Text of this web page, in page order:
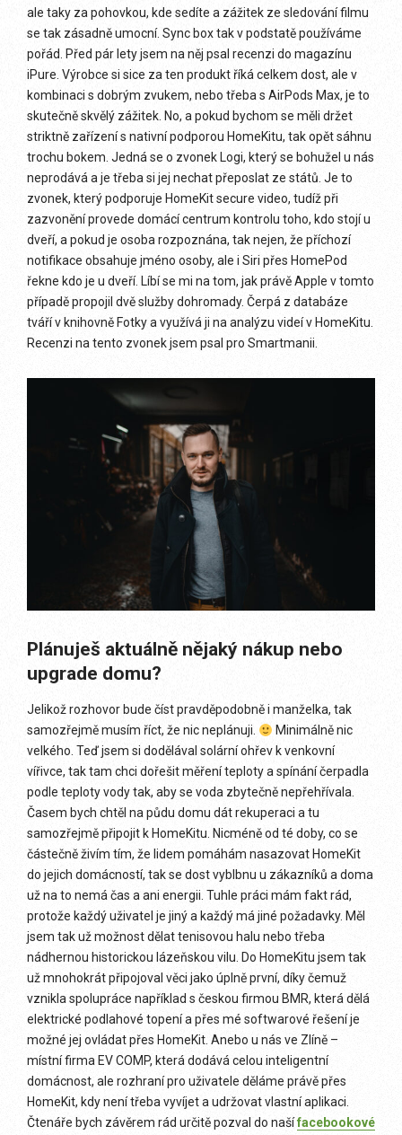
ale taky za pohovkou, kde sedíte a zážitek ze sledování filmu
se tak zásadně umocní. Sync box tak v podstatě používáme
pořád. Před pár lety jsem na něj psal recenzi do magazínu
iPure. Výrobce si sice za ten produkt říká celkem dost, ale v
kombinaci s dobrým zvukem, nebo třeba s AirPods Max, je to
skutečně skvělý zážitek. No, a pokud bychom se měli držet
striktně zařízení s nativní podporou HomeKitu, tak opět sáhnu
trochu bokem. Jedná se o zvonek Logi, který se bohužel u nás
neprodává a je třeba si jej nechat přeposlat ze států. Je to
zvonek, který podporuje HomeKit secure video, tudíž při
zazvonění provede domácí centrum kontrolu toho, kdo stojí u
dveří, a pokud je osoba rozpoznána, tak nejen, že příchozí
notifikace obsahuje jméno osoby, ale i Siri přes HomePod
řekne kdo je u dveří. Líbí se mi na tom, jak právě Apple v tomto
případě propojil dvě služby dohromady. Čerpá z databáze
tváří v knihovně Fotky a využívá ji na analýzu videí v HomeKitu.
Recenzi na tento zvonek jsem psal pro Smartmanii.
Plánuješ aktuálně nějaký nákup nebo
upgrade domu?
Jelikož rozhovor bude číst pravděpodobně i manželka, tak
samozřejmě musím říct, že nic neplánuji.
Minimálně nic
velkého. Teď jsem si dodělával solární ohřev k venkovní
vířivce, tak tam chci dořešit měření teploty a spínání čerpadla
podle teploty vody tak, aby se voda zbytečně nepřehřívala.
Časem bych chtěl na půdu domu dát rekuperaci a tu
samozřejmě připojit k HomeKitu. Nicméně od té doby, co se
částečně živím tím, že lidem pomáhám nasazovat HomeKit
do jejich domácností, tak se dost vyblbnu u zákazníků a doma
už na to nemá čas a ani energii. Tuhle práci mám fakt rád,
protože každý uživatel je jiný a každý má jiné požadavky. Měl
jsem tak už možnost dělat tenisovou halu nebo třeba
nádhernou historickou lázeňskou vilu. Do HomeKitu jsem tak
už mnohokrát připojoval věci jako úplně první, díky čemuž
vznikla spolupráce například s českou firmou BMR, která dělá
elektrické podlahové topení a přes mé softwarové řešení je
možné jej ovládat přes HomeKit. Anebo u nás ve Zlíně –
místní firma EV COMP, která dodává celou inteligentní
domácnost, ale rozhraní pro uživatele děláme právě přes
HomeKit, kdy není třeba vyvíjet a udržovat vlastní aplikaci.
Čtenáře bych závěrem rád určitě pozval do našífacebookové